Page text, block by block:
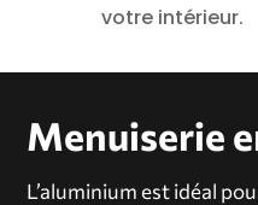
votre intérieur.
Menuiserie
L’aluminium est idéal